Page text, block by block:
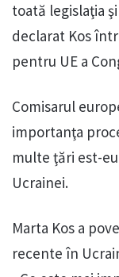
toată legislaţia
declarat Kos
pentru UE a
Comisarul
importanţa
multe ţări est-
Ucrainei.
Marta Kos a
recente în